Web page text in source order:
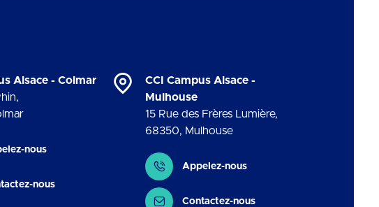
Alsace - Colmar
,
nous
nous
CCI Campus Alsace -
Mulhouse
15 Rue des Frères Lumière,
68350, Mulhouse
Contact
Appelez-nous
Contactez-nous